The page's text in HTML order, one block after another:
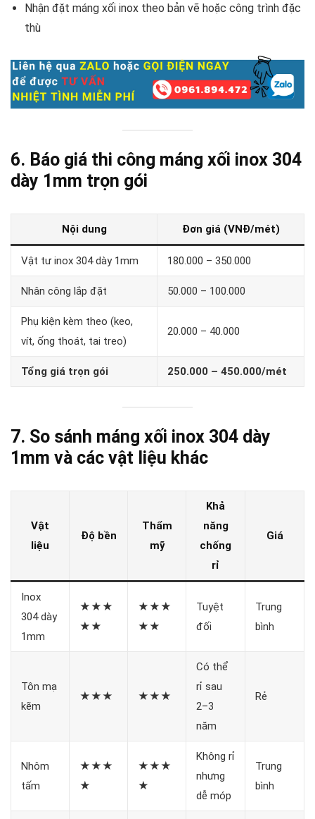
Nhận đặt máng xối inox theo bản vẽ hoặc công trình đặc
thù
6. Báo giá thi công máng xối inox 304
dày 1mm trọn gói
Nội dung Đơn giá (VNĐ/mét)
Vật tư inox 304 dày 1mm 180.000 – 350.000
Nhân công lắp đặt 50.000 – 100.000
Phụ kiện kèm theo (keo,
vít, ống thoát, tai treo)
20.000 – 40.000
Tổng giá trọn gói 250.000 – 450.000/mét
7. So sánh máng xối inox 304 dày
1mm và các vật liệu khác
Vật
liệu
Độ bền
Thẩm
mỹ
Khả
năng
chống
rỉ
Giá
Inox
304 dày
1mm
★★★
★★
★★★
★★
Tuyệt
đối
Trung
bình
Tôn mạ
kẽm
★★★ ★★★
Có thể
rỉ sau
2–3
năm
Rẻ
Nhôm
tấm
★★★
★
★★★
★
Không rỉ
nhưng
dễ móp
Trung
bình